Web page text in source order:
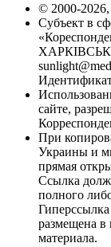
© 2000-2026,
Субъект в
сайте,
При
Украины и
прямая
Ссылка
полного
размещена в
материала.